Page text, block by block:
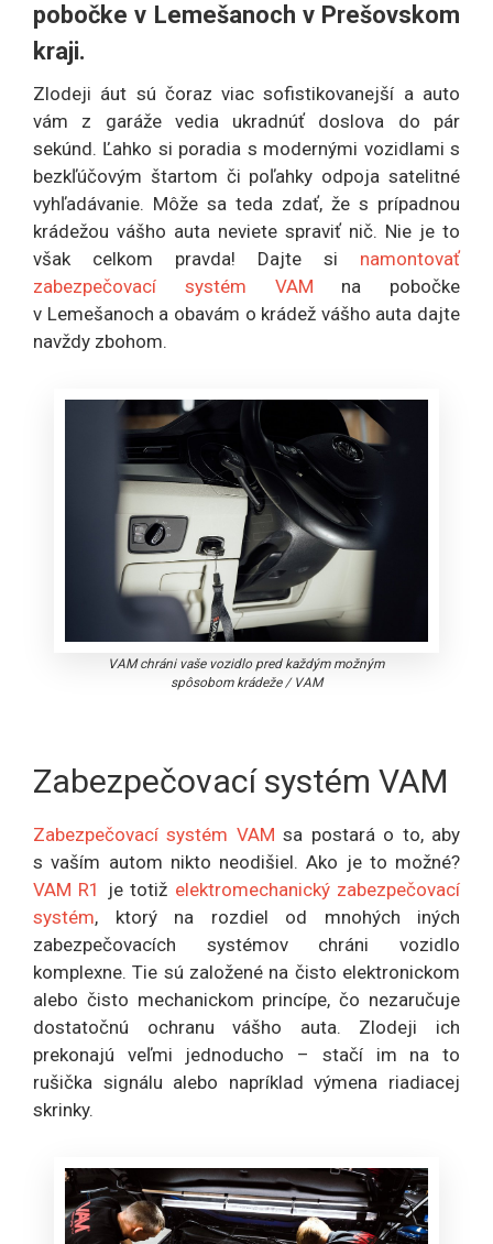
pobočke v Lemešanoch v Prešovskom
kraji.
Zlodeji áut sú čoraz viac sofistikovanejší a auto
vám z garáže vedia ukradnúť doslova do pár
sekúnd. Ľahko si poradia s modernými vozidlami s
bezkľúčovým štartom či poľahky odpoja satelitné
vyhľadávanie. Môže sa teda zdať, že s prípadnou
krádežou vášho auta neviete spraviť nič. Nie je to
však celkom pravda! Dajte si namontovať
zabezpečovací systém VAM
na pobočke
v Lemešanoch a obavám o krádež vášho auta dajte
navždy zbohom.
VAM chráni vaše vozidlo pred každým možným
spôsobom krádeže/ VAM
Zabezpečovací systém VAM
Zabezpečovací systém VAMsa postará o to, aby
s vaším autom nikto neodišiel. Ako je to možné?
VAM R1
je totiž elektromechanický zabezpečovací
systém, ktorý na rozdiel od mnohých iných
zabezpečovacích systémov chráni vozidlo
komplexne. Tie sú založené na čisto elektronickom
alebo čisto mechanickom princípe, čo nezaručuje
dostatočnú ochranu vášho auta. Zlodeji ich
prekonajú veľmi jednoducho – stačí im na to
rušička signálu alebo napríklad výmena riadiacej
skrinky.